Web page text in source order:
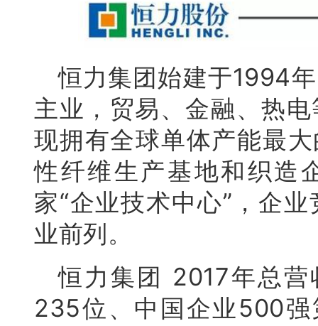
恒力集团始建于1994
主业，贸易、金融、热
现拥有全球单体产能最
性纤维生产基地和织造
家“企业技术中心”，企
业前列。
恒力集团 2017年总
235位、中国企业500